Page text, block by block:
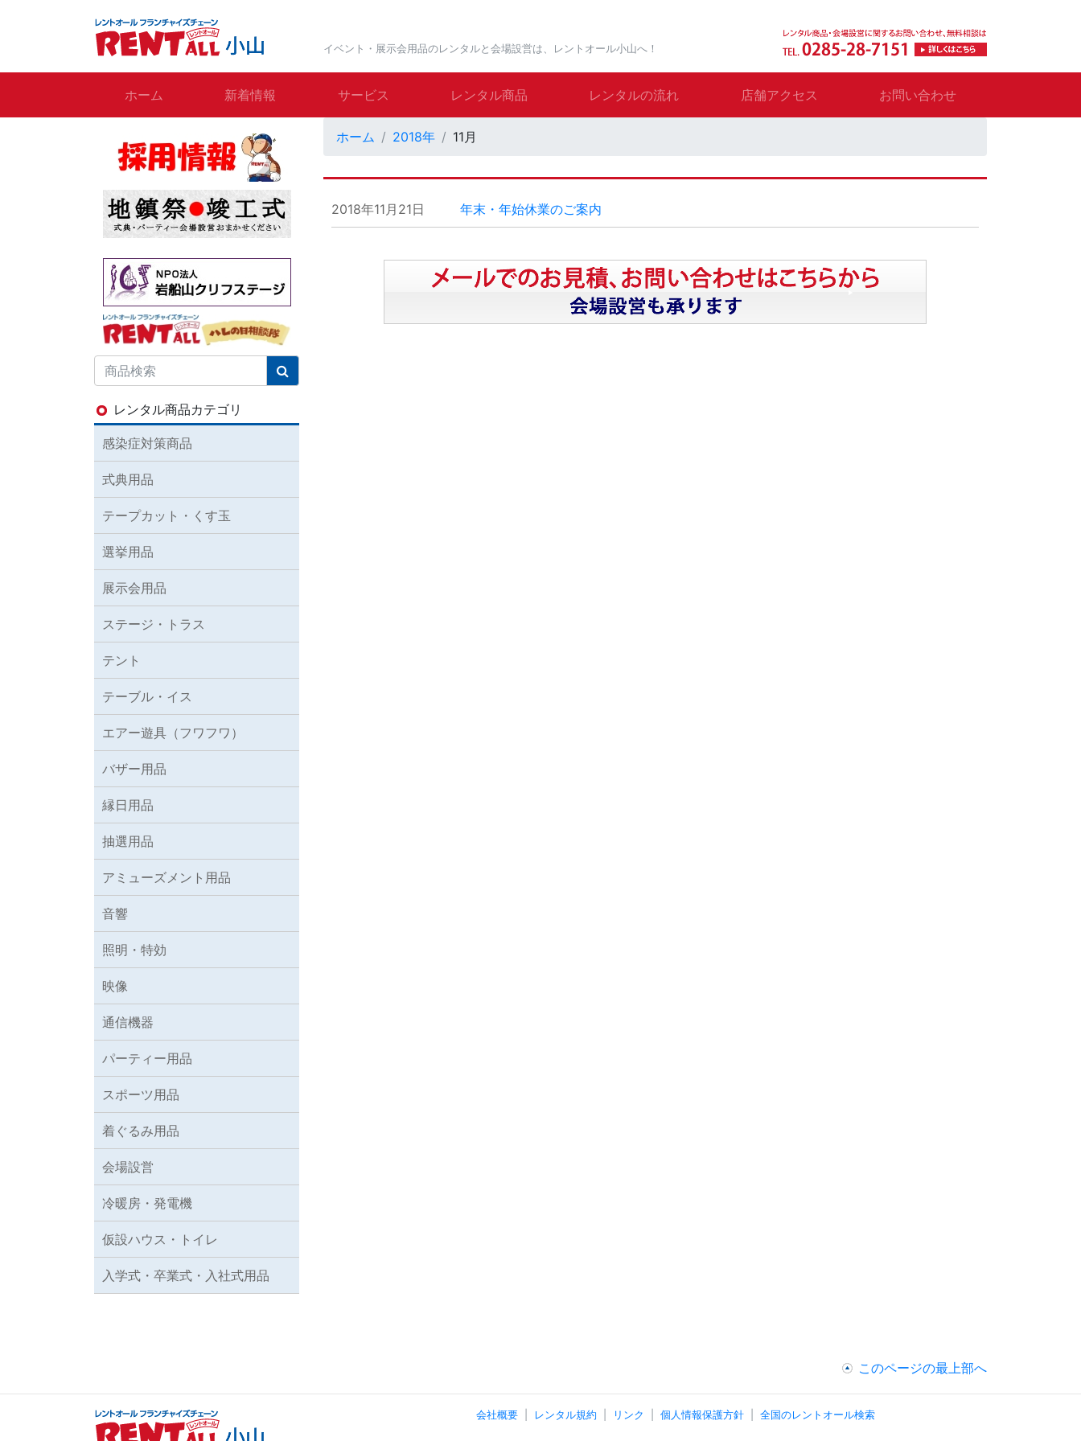
イベント・展示会用品のレンタルと会場設営は、レントオール小山へ！
ホーム 新着情報 サービス レンタル商品 レンタルの流れ 店舗アクセス お問い合わせ
ホーム 2018年 11月
2018年11月21日 年末・年始休業のご案内
レンタル商品カテゴリ
感染症対策商品
式典用品
テープカット・くす玉
選挙用品
展示会用品
ステージ・トラス
テント
テーブル・イス
エアー遊具（フワフワ）
バザー用品
縁日用品
抽選用品
アミューズメント用品
音響
照明・特効
映像
通信機器
パーティー用品
スポーツ用品
着ぐるみ用品
会場設営
冷暖房・発電機
仮設ハウス・トイレ
入学式・卒業式・入社式用品
このページの最上部へ
会社概要 レンタル規約 リンク 個人情報保護方針 全国のレントオール検索